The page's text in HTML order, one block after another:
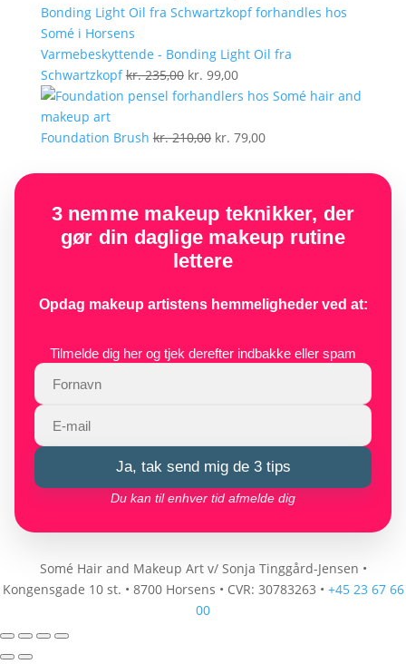
kr. 169,00.kr. 129,00.
pris
var:
kr. 130,00.
pris
kr. 49,00.
Varmebeskyttende - Bonding Light Oil fra
Schwartzkopf kr.235,00 Den
oprindelige
var:
kr. 99,00Den
aktuelle
er:
Foundation Brush kr.210,00 Den
pris
kr. 210,00.
kr. 79,00Den
pris
kr. 79,00.
3 nemme makeup teknikker, der
gør din daglige makeup rutine
lettere
Opdag makeup artistens hemmeligheder ved at:
Tilmelde dig her og tjek derefter indbakke eller spam
Ja, tak send mig de 3 tips
Du kan til enhver tid afmelde dig
Somé Hair and Makeup Art v/ Sonja Tinggård-Jensen •
Kongensgade 10 st. • 8700 Horsens • CVR: 30783263 • +45 23 67 66
00